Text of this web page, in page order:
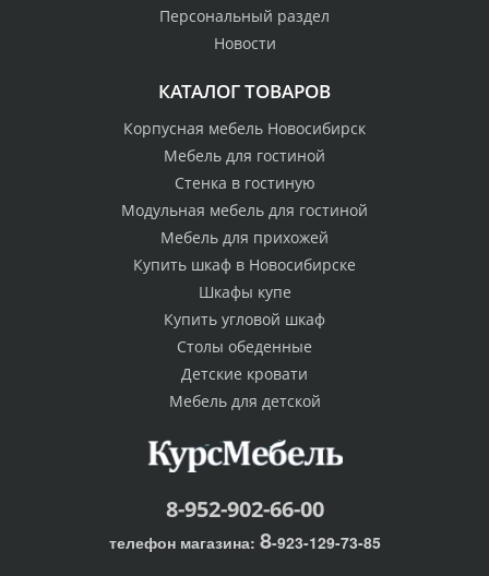
Персональный раздел
Новости
КАТАЛОГ ТОВАРОВ
Корпусная мебель Новосибирск
Мебель для гостиной
Стенка в гостиную
Модульная мебель для гостиной
Мебель для прихожей
Купить шкаф в Новосибирске
Шкафы купе
Купить угловой шкаф
Столы обеденные
Детские кровати
Мебель для детской
8-952-902-66-00
телефон магазина: 8-923-129-73-85